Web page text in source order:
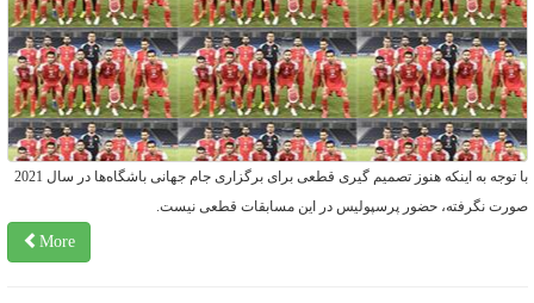
با توجه به اینکه هنوز تصمیم گیری قطعی برای برگزاری جام جهانی باشگاه‌ها در سال 2021
نگرفته، حضور پرسپولیس در این مسابقات قطعی نیست.
More